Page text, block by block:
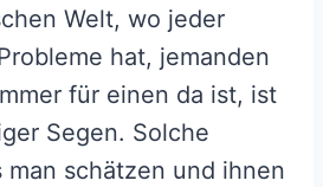
Welt, wo jeder
hat, jemanden
für einen da ist, ist
Segen. Solche
man schätzen und ihnen